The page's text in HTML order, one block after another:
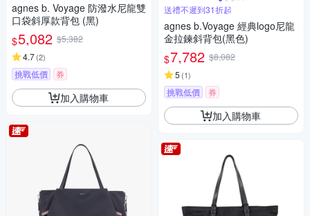
agnes b. Voyage 防潑水尼龍雙
口袋斜厚款背包 (黑)
$5,082 $5,382
4.7(2)
挑戰低價 券
加入購物車
送禮不遲到31折起
agnes b.Voyage 經典logo尼龍
金拉鍊斜背包(黑色)
$7,782 $8,082
5 (1)
挑戰低價 券
加入購物車